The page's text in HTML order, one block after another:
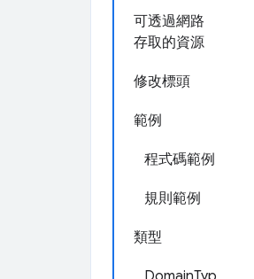
可透過網路
存取的資源
修改標頭
範例
程式碼範例
規則範例
類型